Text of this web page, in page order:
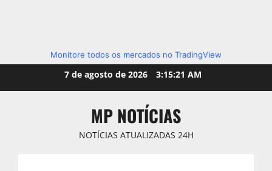
Monitore todos os mercados no TradingView
7 de agosto de 2026 3:15:23 AM
MP NOTÍCIAS
NOTÍCIAS ATUALIZADAS 24H